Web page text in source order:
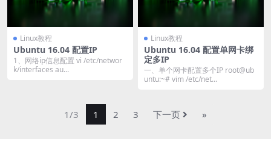
Linux教程
Ubuntu 16.04 配置IP
1、网络ip信息配置 vi /etc/networ
k/interfaces au...
Linux教程
Ubuntu 16.04 配置单网卡绑
定多IP
一、单个网卡配置多个IP root@ub
untu:~# vim /etc/net...
1/3 1 2 3 下一页 »